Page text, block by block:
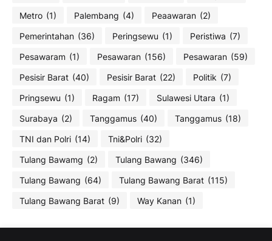
Metro (1) Palembang (4) Peaawaran (2)
Pemerintahan (36) Peringsewu (1) Peristiwa (7)
Pesawaram (1) Pesawaran (156) Pesawaran (59)
Pesisir Barat (40) Pesisir Barat (22) Politik (7)
Pringsewu (1) Ragam (17) Sulawesi Utara (1)
Surabaya (2) Tanggamus (40) Tanggamus (18)
TNI dan Polri (14) Tni&Polri (32)
Tulang Bawamg (2) Tulang Bawang (346)
Tulang Bawang (64) Tulang Bawang Barat (115)
Tulang Bawang Barat (9) Way Kanan (1)